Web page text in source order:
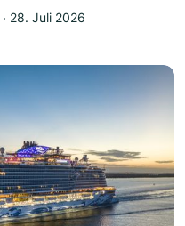
‧ 28. Juli 2026